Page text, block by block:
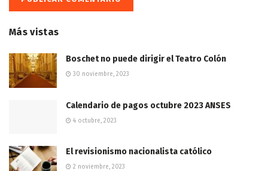
Más vistas
Boschet no puede dirigir el Teatro Colón
30 noviembre, 2023
Calendario de pagos octubre 2023 ANSES
4 octubre, 2023
El revisionismo nacionalista católico
2 noviembre, 2023